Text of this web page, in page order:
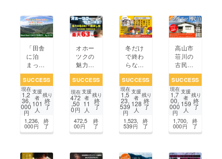
を
「田舎
に泊
まっ
て、畑
で遊
ぶ」築
約160
年の古
民家を
農家民
宿に再
貫】
SUCCESS
現在
1,2
36,
000
円
支援
者
101
人
残り
終
了
1,236,
000円
終
了
オホー
ツクの
魅力に
出会う
滞在拠
点｜一
棟貸し
宿「KI
TAMI T
ERRA
CE」
SUCCESS
現在
472
,50
0円
支援
者
11
人
残り
終
了
472,5
00円
終
了
冬だけ
で終わ
らない
湯沢
へ。築
70年の
空き家
を再生
し、ヒ
トとマ
チを繋
る！
SUCCESS
現在
1,5
23,
539
円
支援
者
128
人
残り
終
了
1,523,
539円
終
了
高山市
荘川の
古民家
を【体
感型ダ
イエッ
ト民
泊】に
再生、
前向き
に生き
たい
SUCCESS
現在
1,7
00,
000
円
支援
者
159
人
残り
終
了
1,700,
000円
終
了